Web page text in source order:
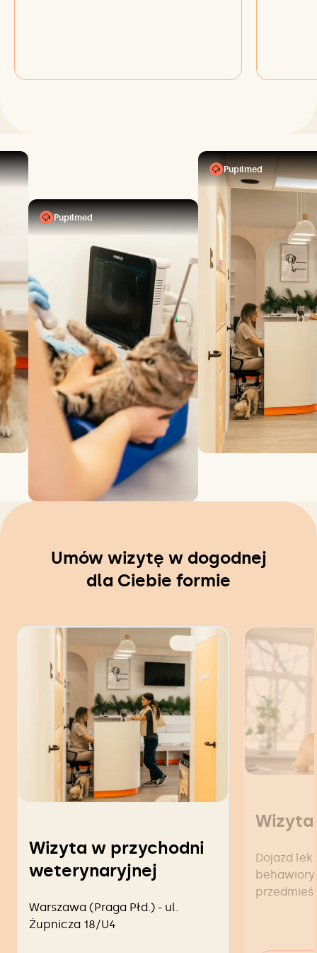
Pupilmed
Pupilmed
Umów wizytę w dogodnej
dla Ciebie formie
Wizyta w przychodni
weterynaryjnej
Warszawa (Praga Płd.) - ul.
Żupnicza 18/U4
Wizyta
Dojazd